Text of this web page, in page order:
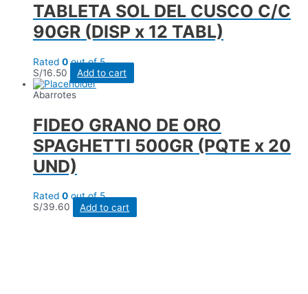
TABLETA SOL DEL CUSCO C/C
90GR (DISP x 12 TABL)
Rated 0out of 5
S/16.50
Add to cart
Abarrotes
FIDEO GRANO DE ORO
SPAGHETTI 500GR (PQTE x 20
UND)
Rated 0 out of 5
S/39.60 Add to cart